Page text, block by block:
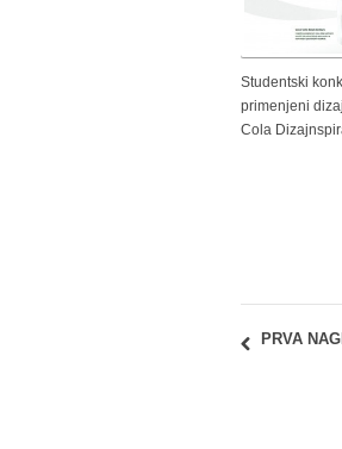
Studentski
primenjeni
Cola